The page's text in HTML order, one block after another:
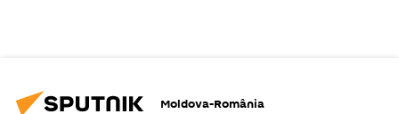
Moldova-România